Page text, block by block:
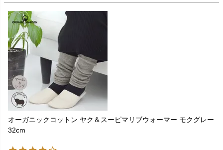
オーガニックコットン ヤク＆スーピマリブウォーマー モクグレー
32cm